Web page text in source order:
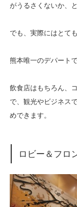
がうるさくないか、
でも、実際にはとて
熊本唯一のデパート
飲食店はもちろん、
で、観光やビジネス
めできます。
ロビー＆フロ